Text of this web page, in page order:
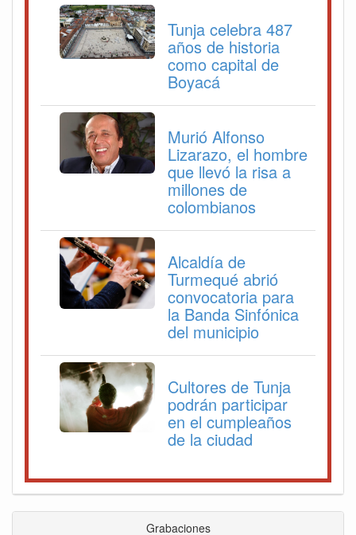
Tunja celebra 487
años de historia
como capital de
Boyacá
Murió Alfonso
Lizarazo, el hombre
que llevó la risa a
millones de
colombianos
Alcaldía de
Turmequé abrió
convocatoria para
la Banda Sinfónica
del municipio
Cultores de Tunja
podrán participar
en el cumpleaños
de la ciudad
Grabaciones